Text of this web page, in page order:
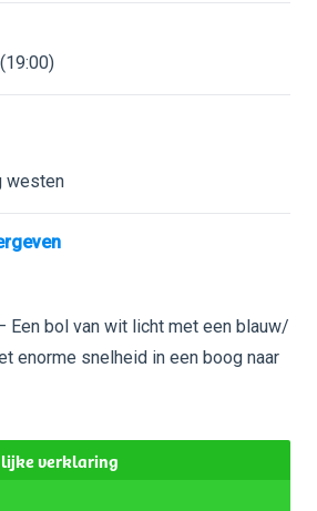
westen
Een bol van wit licht met een blauw/
enorme snelheid in een boog naar
verklaring